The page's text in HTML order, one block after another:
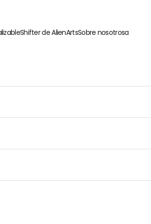
Shifter de AlienArtsSobre nosotrosa
Marca,